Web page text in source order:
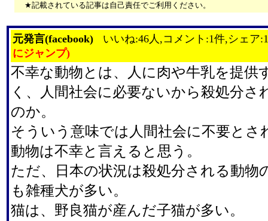
★記載されている記事は自己責任でご利用ください。
元発言(facebook)
いいね:46人,コメント:1件,シェア
にジャンプ)
不幸な動物とは、人に肉や牛乳を提供
く、人間社会に必要ないから殺処分さ
のか。
そういう意味では人間社会に不要とさ
動物は不幸と言えると思う。
ただ、日本の状況は殺処分される動物
も雑種犬が多い。
猫は、野良猫が産んだ子猫が多い。